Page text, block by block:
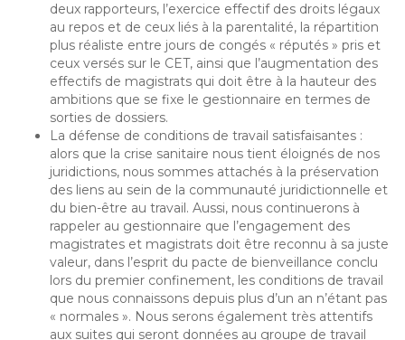
deux rapporteurs, l’exercice effectif des droits légaux
au repos et de ceux liés à la parentalité, la répartition
plus réaliste entre jours de congés « réputés » pris et
ceux versés sur le CET, ainsi que l’augmentation des
effectifs de magistrats qui doit être à la hauteur des
ambitions que se fixe le gestionnaire en termes de
sorties de dossiers.
La défense de conditions de travail satisfaisantes :
alors que la crise sanitaire nous tient éloignés de nos
juridictions, nous sommes attachés à la préservation
des liens au sein de la communauté juridictionnelle et
du bien-être au travail. Aussi, nous continuerons à
rappeler au gestionnaire que l’engagement des
magistrates et magistrats doit être reconnu à sa juste
valeur, dans l’esprit du pacte de bienveillance conclu
lors du premier confinement, les conditions de travail
que nous connaissons depuis plus d’un an n’étant pas
« normales ». Nous serons également très attentifs
aux suites qui seront données au groupe de travail